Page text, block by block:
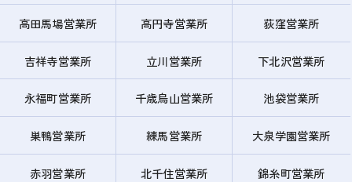
高田馬場営業所 高円寺営業所 荻窪営業所
吉祥寺営業所 立川営業所 下北沢営業所
永福町営業所 千歳烏山営業所 池袋営業所
巣鴨営業所 練馬営業所 大泉学園営業所
赤羽営業所 北千住営業所 錦糸町営業所